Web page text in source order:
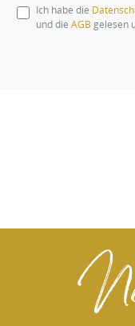
Ich habe die
und die AGB gelesen